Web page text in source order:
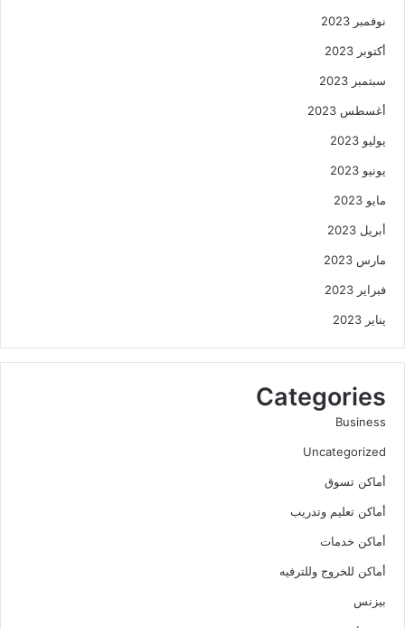
نوفمبر 2023
أكتوبر 2023
سبتمبر 2023
أغسطس 2023
يوليو 2023
يونيو 2023
مايو 2023
أبريل 2023
مارس 2023
فبراير 2023
يناير 2023
Categories
Business
Uncategorized
أماكن تسوق
أماكن تعليم وتدريب
أماكن خدمات
أماكن للخروج وللترفيه
بيزنس